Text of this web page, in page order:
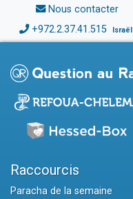
Nous contacter
+972.2.37.41.515 Israël
Raccourcis
Paracha de la semaine